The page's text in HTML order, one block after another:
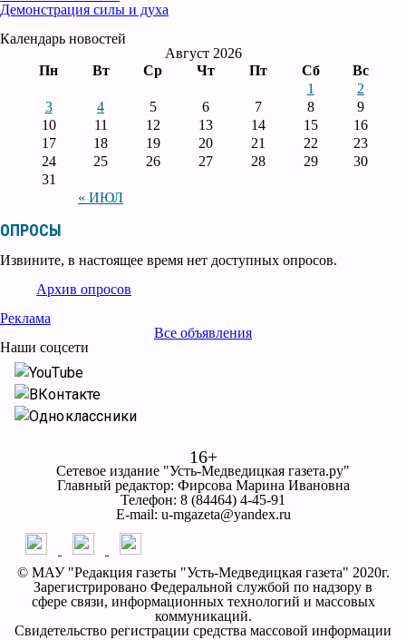
Демонстрация силы и духа
Календарь новостей
Август 2026
Пн
Вт Ср Чт Пт Сб Вс
« ИЮЛ
1
2
3
4 5 6 7 8
9
10
11 12 13 14 15
16
17
18 19 20 21 22
23
24
25 26 27 28 29
30
31
ОПРОСЫ
Извините, в настоящее время нет доступных опросов.
Архив опросов
Реклама
Все объявления
Наши соцсети
YouTube
ВКонтакте
Одноклассники
16+
Сетевое издание "Усть-Медведицкая газета.ру"
Главный редактор: Фирсова Марина Ивановна
Телефон: 8 (84464) 4-45-91
E-mail: u-mgazeta@yandex.ru
© МАУ "Редакция газеты "Усть-Медведицкая газета" 2020г.
Зарегистрировано Федеральной службой по надзору в
сфере связи, информационных технологий и массовых
коммуникаций.
Свидетельство регистрации средства массовой информации